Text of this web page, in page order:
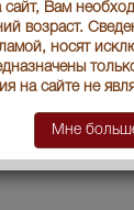
сайт, Вам
возраст.
носят
на сайте не